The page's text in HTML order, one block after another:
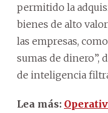
permitido la
bienes de alto
las empresas,
sumas de dinero”,
de inteligencia
Lea más: